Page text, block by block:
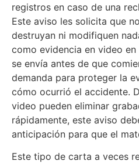
registros en caso de una
Este aviso les solicita que
destruyan ni modifiquen
como evidencia en video
se envía antes de que
demanda para proteger la
cómo ocurrió el accidente.
video pueden eliminar
rápidamente, este aviso
anticipación para que el
Este tipo de carta a veces